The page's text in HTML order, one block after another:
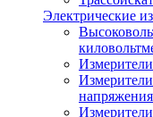
Электрические
напряжения